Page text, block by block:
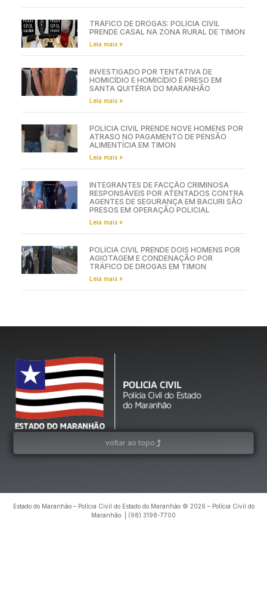
TRÁFICO DE DROGAS: POLÍCIA CIVIL
PRENDE CASAL NA ZONA RURAL DE TIMON
Leia mais »
INVESTIGADO POR TENTATIVA DE
HOMICÍDIO E HOMICÍDIO É PRESO EM
SANTA QUITÉRIA DO MARANHÃO
Leia mais »
POLÍCIA CIVIL PRENDE NOVE HOMENS POR
ATRASO NO PAGAMENTO DE PENSÃO
ALIMENTÍCIA EM TIMON
Leia mais »
INTEGRANTES DE FACÇÃO CRIMINOSA
RESPONSÁVEIS POR ATENTADOS CONTRA
AGENTES DE SEGURANÇA EM BACURI SÃO
PRESOS EM OPERAÇÃO POLICIAL
Leia mais »
POLÍCIA CIVIL PRENDE DOIS HOMENS POR
AGIOTAGEM E CONDENAÇÃO POR
TRÁFICO DE DROGAS EM TIMON
Leia mais »
voltar ao topo
Estado do Maranhão – Polícia Civil do Estado do Maranhão © 2026 – Polícia Civil do
Maranhão. | (98) 3198-7700